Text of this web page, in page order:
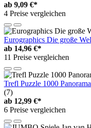
ab 9,09 €*
4 Preise vergleichen
Eurographics Die große
ab 14,96 €*
11 Preise vergleichen
Trefl Puzzle 1000
(7)
ab 12,99 €*
6 Preise vergleichen